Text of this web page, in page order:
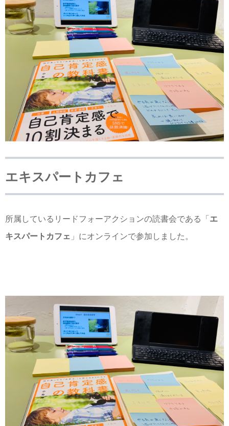
エキスパートカフェ
所属しているリードフォーアクションの読書会である「 エ
キスパートカフェ 」にオンラインで参加しました。